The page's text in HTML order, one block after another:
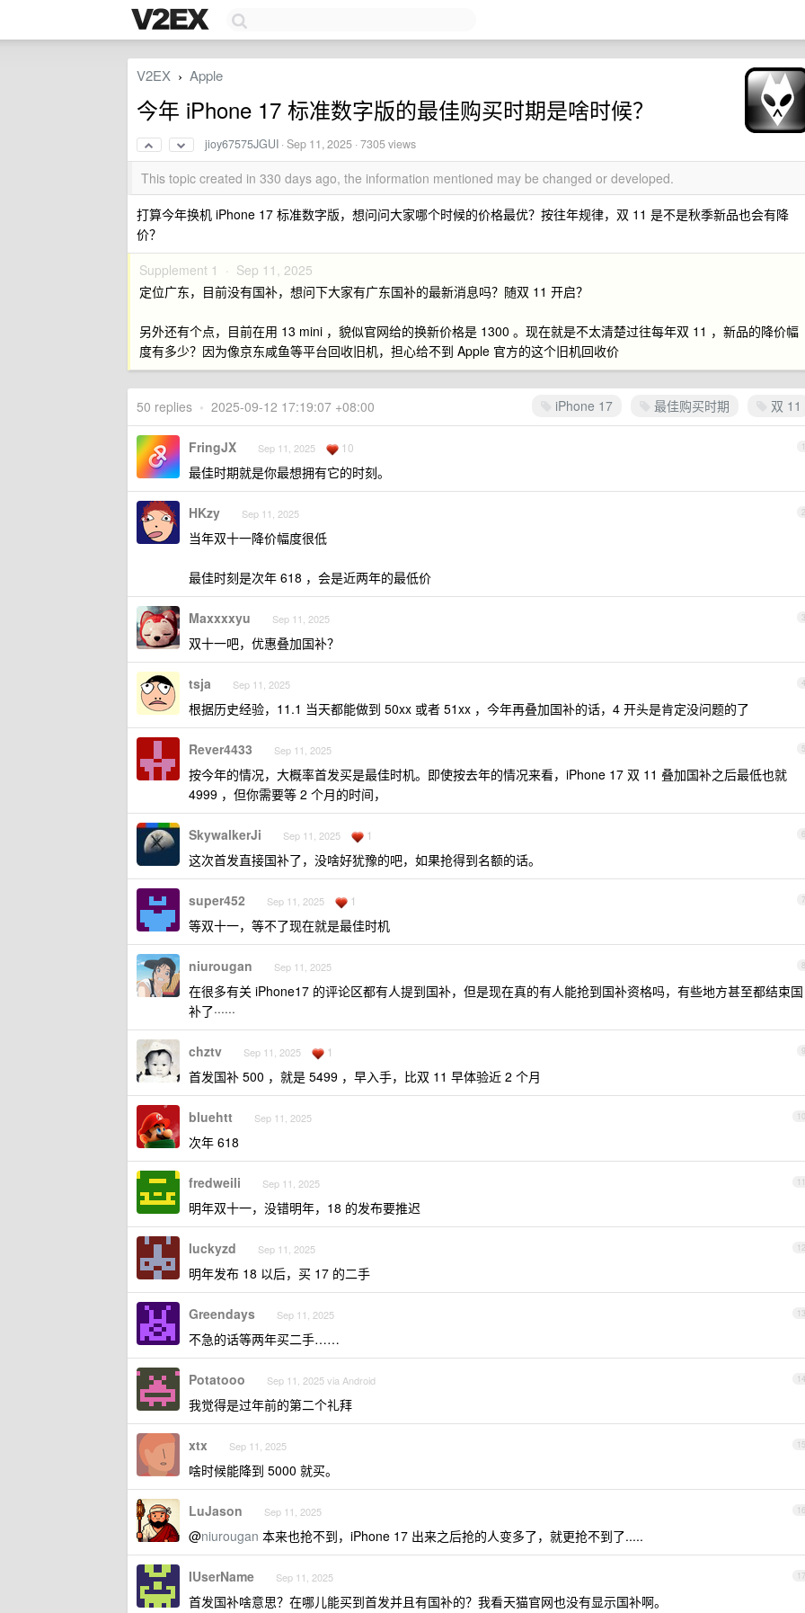
V2EX › Apple
今年 iPhone 17 标准数字版的最佳购买时期是啥时候？
jioy67575JGUI ·Sep 11, 2025 · 7305 views
This topic created in 330 days ago, the information mentioned may be changed or developed.
打算今年换机 iPhone 17 标准数字版，想问问大家哪个时候的价格最优？按往年规律，双 11 是不是秋季新品也会有降
价？
Supplement 1 · Sep 11, 2025
定位广东，目前没有国补，想问下大家有广东国补的最新消息吗？随双 11 开启？
另外还有个点，目前在用 13 mini ，貌似官网给的换新价格是 1300 。现在就是不太清楚过往每年双 11 ，新品的降价幅
度有多少？因为像京东咸鱼等平台回收旧机，担心给不到 Apple 官方的这个旧机回收价
iPhone 17 最佳购买时期 双 11
50 replies • 2025-09-12 17:19:07 +08:00
1
FringJX Sep 11, 2025 10
最佳时期就是你最想拥有它的时刻。
2
HKzy Sep 11, 2025
当年双十一降价幅度很低
最佳时刻是次年 618 ，会是近两年的最低价
3
Maxxxxyu Sep 11, 2025
双十一吧，优惠叠加国补？
4
tsja Sep 11, 2025
根据历史经验，11.1 当天都能做到 50xx 或者 51xx ，今年再叠加国补的话，4 开头是肯定没问题的了
5
Rever4433 Sep 11, 2025
按今年的情况，大概率首发买是最佳时机。即使按去年的情况来看，iPhone 17 双 11 叠加国补之后最低也就
4999 ，但你需要等 2 个月的时间，
6
SkywalkerJi Sep 11, 2025 1
这次首发直接国补了，没啥好犹豫的吧，如果抢得到名额的话。
7
super452 Sep 11, 2025 1
等双十一，等不了现在就是最佳时机
8
niurougan Sep 11, 2025
在很多有关 iPhone17 的评论区都有人提到国补，但是现在真的有人能抢到国补资格吗，有些地方甚至都结束国
补了······
9
chztv Sep 11, 2025 1
首发国补 500 ，就是 5499 ，早入手，比双 11 早体验近 2 个月
10
bluehtt Sep 11, 2025
次年 618
11
fredweili Sep 11, 2025
明年双十一，没错明年，18 的发布要推迟
12
luckyzd Sep 11, 2025
明年发布 18 以后，买 17 的二手
13
Greendays Sep 11, 2025
不急的话等两年买二手……
14
Potatooo Sep 11, 2025 via Android
我觉得是过年前的第二个礼拜
15
xtx Sep 11, 2025
啥时候能降到 5000 就买。
16
LuJason Sep 11, 2025
@niurougan 本来也抢不到，iPhone 17 出来之后抢的人变多了，就更抢不到了.....
17
IUserName Sep 11, 2025
首发国补啥意思？在哪儿能买到首发并且有国补的？我看天猫官网也没有显示国补啊。